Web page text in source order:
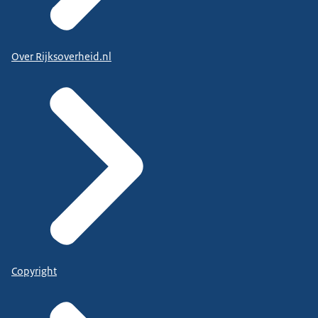
Over Rijksoverheid.nl
Copyright